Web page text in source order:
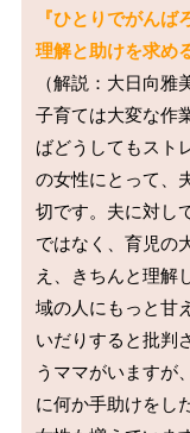
『ひとりでがん
理解と助けを求め
（解説：大日向雅
子育ては大変な作
ばどうしてもスト
の女性にとって、
切です。夫に対し
ではなく、育児の
え、きちんと理解
域の人にもっと甘
いだりすると批判
うママがいますが
に何か手助けをし